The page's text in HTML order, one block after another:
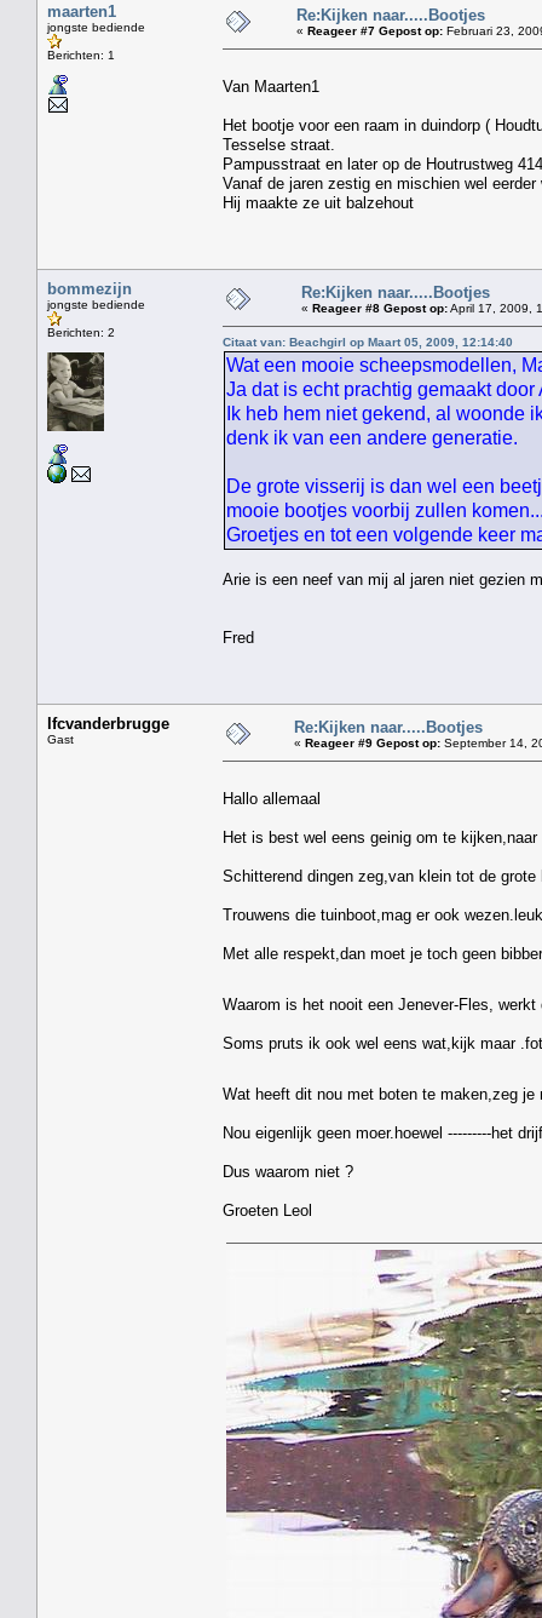
maarten1
jongste bediende
Berichten: 1
Re:Kijken naar.....Bootjes
« Reageer #7 Gepost op: Februari 23,
Van Maarten1
Het bootje voor een raam in duindorp (
Tesselse straat. Hij
Pampusstraat en later op de Houtrustweg 414
Vanaf de jaren zestig en mischien wel
Hij maakte ze uit balzehout
bommezijn
jongste bediende
Berichten: 2
Re:Kijken naar.....Bootjes
« Reageer #8 Gepost op:April 17, 2009,
Citaat van: Beachgirl op Maart 05, 2009, 12:14:40
Wat een mooie scheepsmodellen,
Ja dat is echt prachtig gemaakt door
Ik heb hem niet gekend, al woonde
denk ik van een andere generatie.
De grote visserij is dan wel een
mooie bootjes voorbij zullen
Groetjes en tot een volgende keer
Arie is een neef van mij al jaren niet gezien
Fred
lfcvanderbrugge
Gast
Re:Kijken naar.....Bootjes
« Reageer #9 Gepost op: September 14,
Hallo allemaal
Het is best wel eens geinig om te
Schitterend dingen zeg,van klein tot de
Trouwens die tuinboot,mag er ook
Met alle respekt,dan moet je toch geen
Waarom is het nooit een Jenever-Fles,
Soms pruts ik ook wel eens wat,kijk maar
Wat heeft dit nou met boten te maken,zeg je
Nou eigenlijk geen moer.hoewel ---------het
Dus waarom niet ?
Groeten Leol